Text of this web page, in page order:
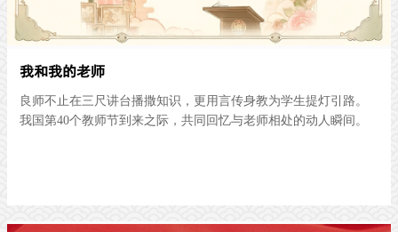
我和我的老师
良师不止在三尺讲台播撒知识，更用言传身教为学生提灯引路。
我国第40个教师节到来之际，共同回忆与老师相处的动人瞬间。